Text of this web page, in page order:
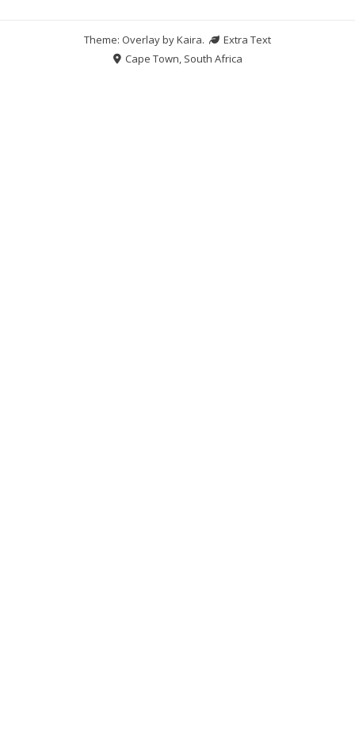
Theme: Overlay byKaira.
Extra Text
Cape Town, South Africa